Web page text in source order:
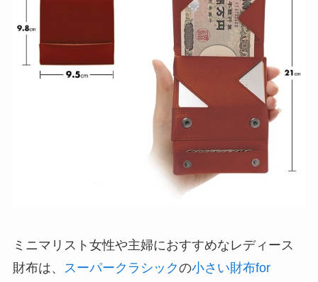
ミニマリスト女性や主婦におすすめなレディース
財布は、
スーパークラシックの小さい財布for